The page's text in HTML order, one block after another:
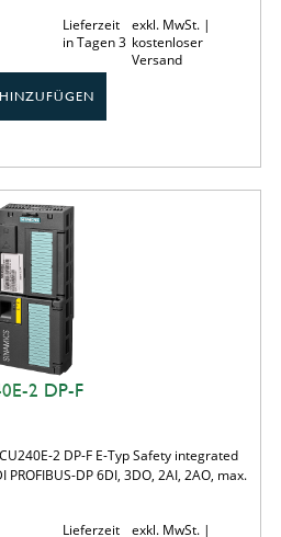
Lieferzeit
in Tagen 3
exkl. MwSt. |
kostenloser
Versand
2 DP-F
2 DP-F E-Typ Safety integrated
PROFIBUS-DP 6DI, 3DO, 2AI, 2AO, max.
Lieferzeit
exkl. MwSt. |